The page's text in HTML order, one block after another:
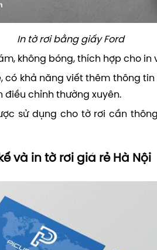
In tờ rơi bằng giấy Ford
không bóng, thích hợp cho in
có khả năng viết thêm thông tin
chỉnh thường xuyên.
sử dụng cho tờ rơi cần
và in tờ rơi giá rẻ Hà Nội